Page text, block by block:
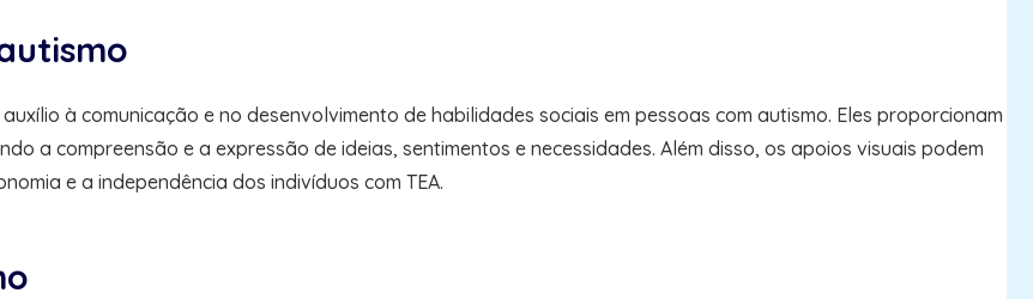
à comunicação e no desenvolvimento de habilidades sociais em pessoas com autismo. Eles proporcionam
a compreensão e a expressão de ideias, sentimentos e necessidades. Além disso, os apoios visuais podem
e a independência dos indivíduos com TEA.